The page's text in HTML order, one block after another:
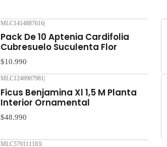
MLC1414887616
Pack De 10 Aptenia Cardifolia
Cubresuelo Suculenta Flor
$10.990
MLC1248907981
Ficus Benjamina Xl 1,5 M Planta
Interior Ornamental
$48.990
MLC579111183|